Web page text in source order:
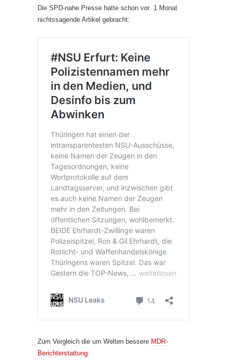
Die SPD-nahe Presse hatte schon vor 1 Monat
nichtssagende Artikel gebracht:
Zum Vergleich die um Welten bessere MDR-
Berichterstattung: